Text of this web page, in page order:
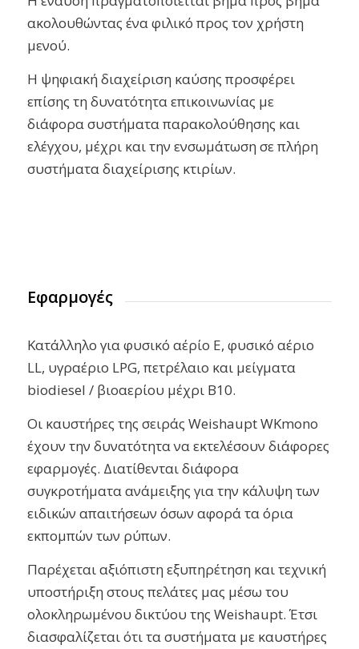
ακολουθώντας ένα φιλικό προς τον χρήστη
μενού.
Η ψηφιακή διαχείριση καύσης προσφέρει
επίσης τη δυνατότητα επικοινωνίας με
διάφορα συστήματα παρακολούθησης και
ελέγχου, μέχρι και την ενσωμάτωση σε πλήρη
συστήματα διαχείρισης κτιρίων.
Εφαρμογές
Κατάλληλο για φυσικό αέρίο E, φυσικό αέριο
LL, υγραέριο LPG, πετρέλαιο και μείγματα
biodiesel / βιοαερίου μέχρι Β10.
Οι καυστήρες της σειράς Weishaupt WKmono
έχουν την δυνατότητα να εκτελέσουν διάφορες
εφαρμογές. Διατίθενται διάφορα
συγκροτήματα ανάμειξης για την κάλυψη των
ειδικών απαιτήσεων όσων αφορά τα όρια
εκπομπών των ρύπων.
Παρέχεται αξιόπιστη εξυπηρέτηση και τεχνική
υποστήριξη στους πελάτες μας μέσω του
ολοκληρωμένου δικτύου της Weishaupt. Έτσι
διασφαλίζεται ότι τα συστήματα με καυστήρες